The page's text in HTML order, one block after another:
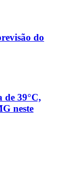
do
de 39°C,
neste